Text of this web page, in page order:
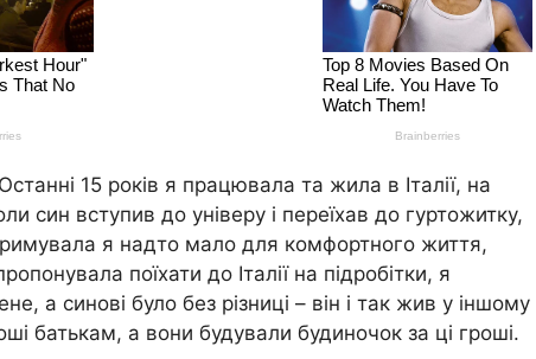
15 років я працювала та жила в Італії, на
син вступив до універу і переїхав до гуртожитку,
я надто мало для комфортного життя,
поїхати до Італії на підробітки, я
а синові було без різниці – він і так жив у іншому
батькам, а вони будували будиночок за ці гроші.